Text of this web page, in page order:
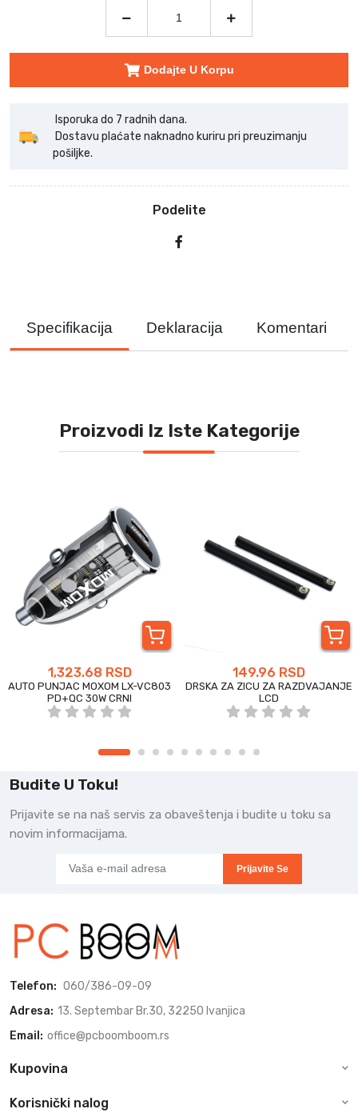
Dodajte U Korpu
Isporuka do 7 radnih dana.
Dostavu plaćate naknadno kuriru pri preuzimanju
pošiljke.
Podelite
Specifikacija Deklaracija Komentari
Proizvodi Iz Iste Kategorije
1,323.68 RSD
AUTO PUNJAC MOXOM LX-VC803
PD+QC 30W CRNI
149.96 RSD
DRSKA ZA ZICU ZA RAZDVAJANJE
LCD
Budite U Toku!
Prijavite se na naš servis za obaveštenja i budite u toku sa
novim informacijama.
Prijavite Se
Telefon: 060/386-09-09
Adresa: 13. Septembar Br.30, 32250 Ivanjica
Email: office@pcboomboom.rs
Kupovina
Korisnički nalog